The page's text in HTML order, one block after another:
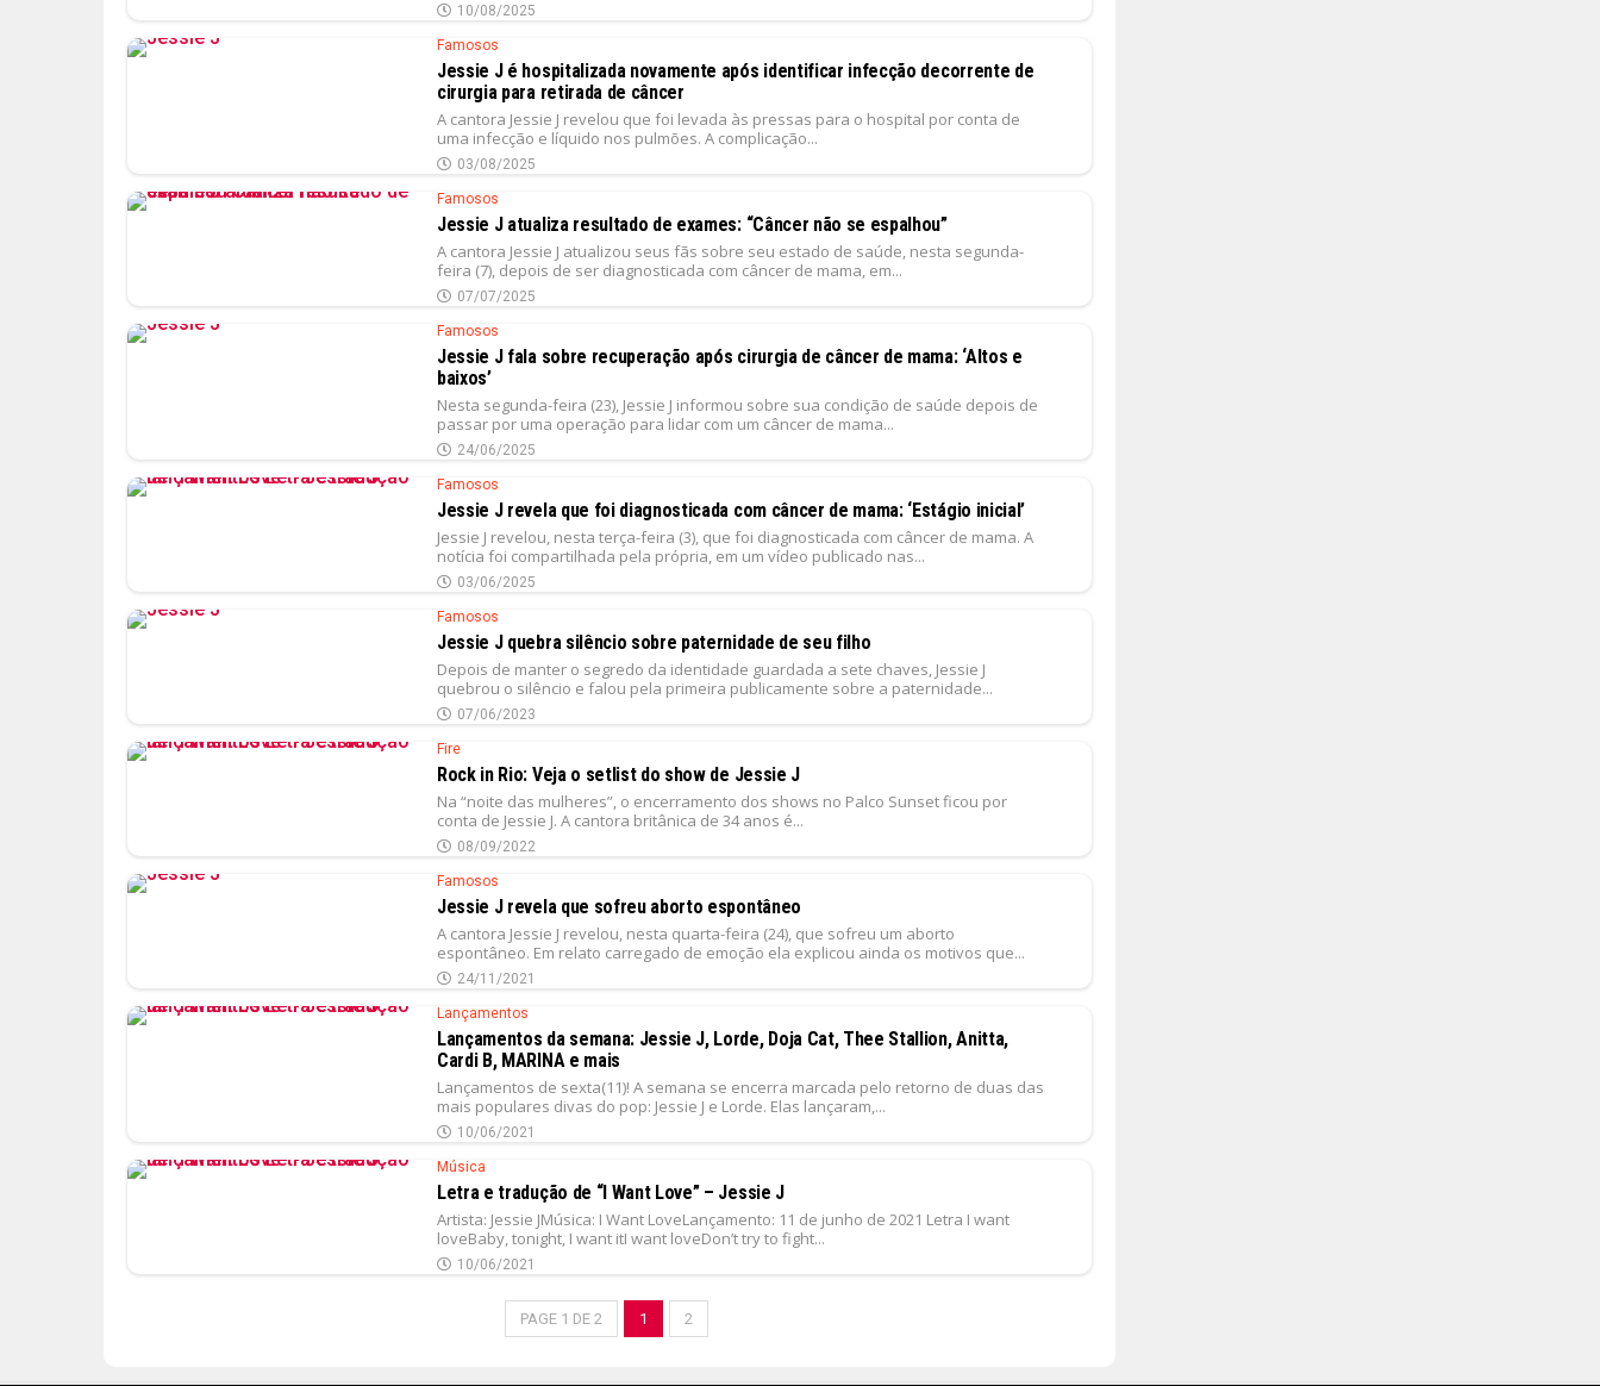
10/08/2025
Famosos
Jessie J é hospitalizada novamente após identificar infecção decorrente de
cirurgia para retirada de câncer
A cantora Jessie J revelou que foi levada às pressas para o hospital por conta de
uma infecção e líquido nos pulmões. A complicação...
03/08/2025
Famosos
Jessie J atualiza resultado de exames: “Câncer não se espalhou”
A cantora Jessie J atualizou seus fãs sobre seu estado de saúde, nesta segunda-
feira (7), depois de ser diagnosticada com câncer de mama, em...
07/07/2025
Famosos
Jessie J fala sobre recuperação após cirurgia de câncer de mama: ‘Altos e
baixos’
Nesta segunda-feira (23), Jessie J informou sobre sua condição de saúde depois de
passar por uma operação para lidar com um câncer de mama...
24/06/2025
Famosos
Jessie J revela que foi diagnosticada com câncer de mama: ‘Estágio inicial’
Jessie J revelou, nesta terça-feira (3), que foi diagnosticada com câncer de mama. A
notícia foi compartilhada pela própria, em um vídeo publicado nas...
03/06/2025
Famosos
Jessie J quebra silêncio sobre paternidade de seu filho
Depois de manter o segredo da identidade guardada a sete chaves, Jessie J
quebrou o silêncio e falou pela primeira publicamente sobre a paternidade...
07/06/2023
Fire
Rock in Rio: Veja o setlist do show de Jessie J
Na “noite das mulheres”, o encerramento dos shows no Palco Sunset ficou por
conta de Jessie J. A cantora britânica de 34 anos é...
08/09/2022
Famosos
Jessie J revela que sofreu aborto espontâneo
A cantora Jessie J revelou, nesta quarta-feira (24), que sofreu um aborto
espontâneo. Em relato carregado de emoção ela explicou ainda os motivos que...
24/11/2021
Lançamentos
Lançamentos da semana: Jessie J, Lorde, Doja Cat, Thee Stallion, Anitta,
Cardi B, MARINA e mais
Lançamentos de sexta(11)! A semana se encerra marcada pelo retorno de duas das
mais populares divas do pop: Jessie J e Lorde. Elas lançaram,...
10/06/2021
Música
Letra e tradução de “I Want Love” – Jessie J
Artista: Jessie JMúsica: I Want LoveLançamento: 11 de junho de 2021 Letra I want
loveBaby, tonight, I want itI want loveDon’t try to fight...
10/06/2021
PAGE 1 DE 2 1 2